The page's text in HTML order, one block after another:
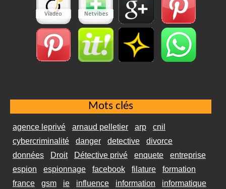
Mots clés
agence leprivé arnaud pelletier arp
cnil
cybercriminalité
danger detective
divorce
données
Droit Détective privé enquete
entreprise
espion
espionnage facebook filature
formation
france
gsm ie influence information informatique